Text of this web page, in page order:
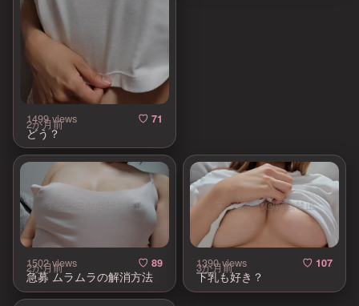
1499 views ♡ 71
2か月前
どう？
1502 views ♡ 89
2か月前
急募 ムラムラの解消方法
1390 views ♡ 107
3か月前
下乳も好き？